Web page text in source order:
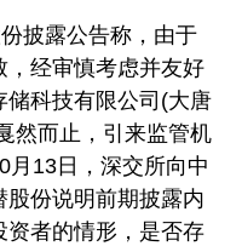
披露公告称，由于
经审慎考虑并友好
科技有限公司(大唐
然而止，引来监管机
月13日，深交所向中
份说明前期披露内
者的情形，是否存